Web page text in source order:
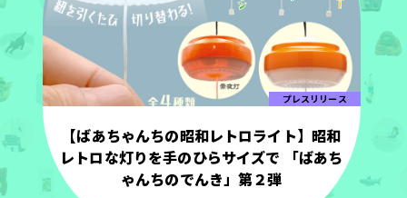
プレスリリース
【ばあちゃんちの昭和レトロライト】昭和
レトロな灯りを手のひらサイズで 「ばあち
ゃんちのでんき」第２弾